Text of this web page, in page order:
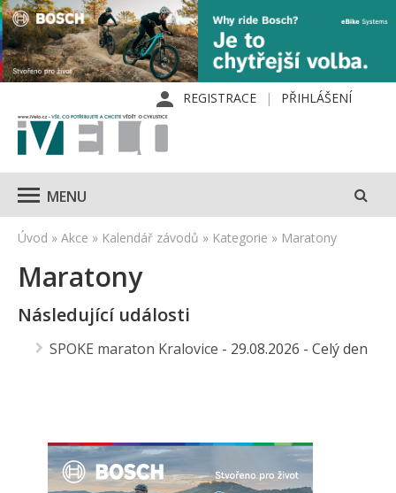
REGISTRACE PŘIHLÁŠENÍ
MENU
Úvod » Akce » Kalendář závodů » Kategorie » Maratony
Maratony
Následující události
SPOKE maraton Kralovice - 29.08.2026 - Celý den